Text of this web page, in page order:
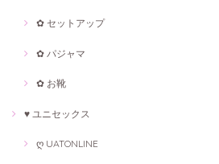
✿ セットアップ
✿ パジャマ
✿ お靴
♥ ユニセックス
ღ UATONLINE